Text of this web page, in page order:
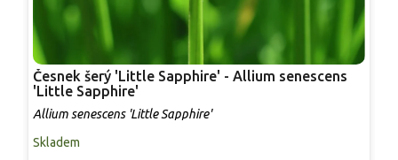
Česnek šerý 'Little Sapphire' - Allium senescens
'Little Sapphire'
Allium senescens 'Little Sapphire'
Skladem